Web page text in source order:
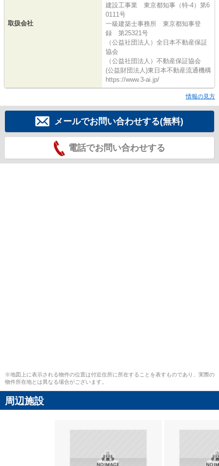
取扱会社
建設工事業 東京都知事（特-4）第6
0111号
一級建築士事務所 東京都知事登
録 第25321号
（公益社団法人）全日本不動産保証
協会
（公益社団法人）不動産保証協会
(公益財団法人)東日本不動産流通機構
https://www.3-ai.jp/
情報の見方
メールでお問い合わせする(無料)
電話でお問い合わせする
※地図上に表示される物件の位置は付近住所に所在することを表すものであり、実際の
物件所在地とは異なる場合がございます。
周辺施設